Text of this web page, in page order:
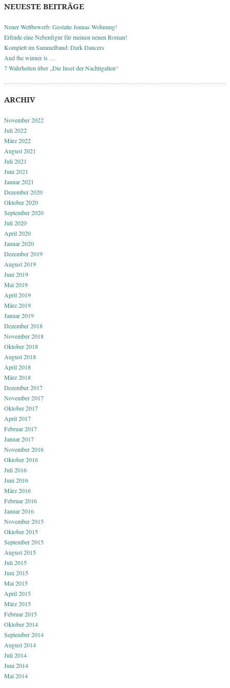
NEUESTE BEITRÄGE
Neuer Wettbewerb: Gestalte Jennas Wohnung!
Erfinde eine Nebenfigur für meinen neuen Roman!
Komplett im Sammelband: Dark Dancers
And the winner is …
7 Wahrheiten über „Die Insel der Nachtigallen“
ARCHIV
November 2022
Juli 2022
März 2022
August 2021
Juli 2021
Juni 2021
Januar 2021
Dezember 2020
Oktober 2020
September 2020
Juli 2020
April 2020
Januar 2020
Dezember 2019
August 2019
Juni 2019
Mai 2019
April 2019
März 2019
Januar 2019
Dezember 2018
November 2018
Oktober 2018
August 2018
April 2018
März 2018
Dezember 2017
November 2017
Oktober 2017
April 2017
Februar 2017
Januar 2017
November 2016
Oktober 2016
Juli 2016
Juni 2016
März 2016
Februar 2016
Januar 2016
November 2015
Oktober 2015
September 2015
August 2015
Juli 2015
Juni 2015
Mai 2015
April 2015
März 2015
Februar 2015
Oktober 2014
September 2014
August 2014
Juli 2014
Juni 2014
Mai 2014